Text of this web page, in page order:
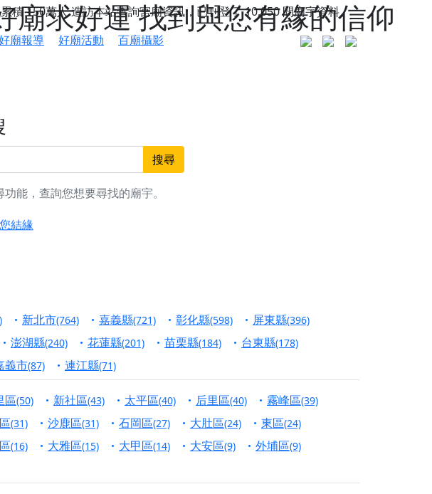
求好運 找到與您有緣的信仰
累積150萬人造訪本站查詢宮廟資訊，已刊登了10,050間廟宇資料。
廟報導 好廟活動 百廟攝影
搜尋
能，查詢您想要尋找的廟宇。
文化
結緣
會，誠邀十方善信大德，一同回到母娘慈悲座前，祈福納祥、慎
薦與普渡，更是一份對祖先的感恩、對親人的思念，也是為家人祈
分懺悔植福田，誠邀十方善信大德共同參與。
德隨喜贊普，為祖先親眷祈求安息，也為自身與家人累積福德、種
！「玉皇大帝 大天尊」 親自坐鎮主法！幫你累積的功德福報自然
，一同回到北投土地公埔，祈願闔家平安、地方祥和、福運綿長。
新北市(764) 嘉義縣(721) 彰化縣(598) 屏東縣(396)
澎湖縣(240) 花蓮縣(201) 苗栗縣(184) 台東縣(178)
義市(87) 連江縣(71)
區(50) 新社區(43) 太平區(40) 后里區(40) 霧峰區(39)
(31) 沙鹿區(31) 石岡區(27) 大肚區(24) 東區(24)
(16) 大雅區(15) 大甲區(14) 大安區(9) 外埔區(9)